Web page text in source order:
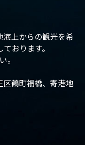
上からの観光を希
おります。
。
鶴町福橋、寄港地